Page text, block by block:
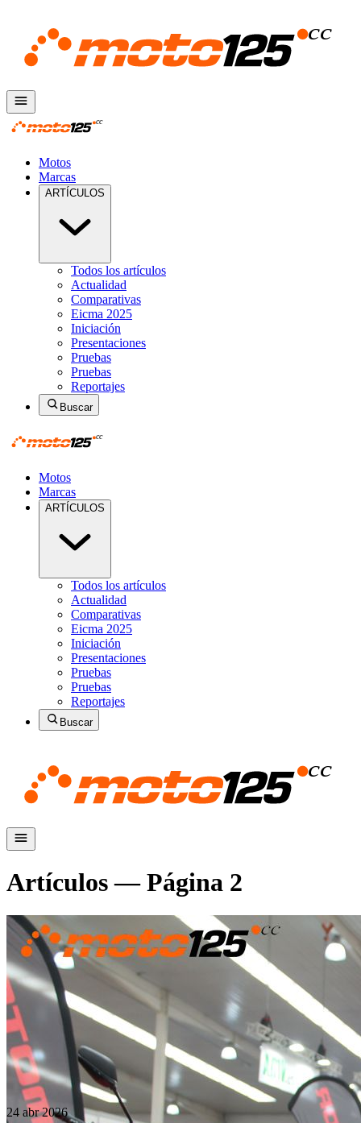
Motos
Marcas
ARTÍCULOS
Todos los artículos
Actualidad
Comparativas
Eicma 2025
Iniciación
Presentaciones
Pruebas
Pruebas
Reportajes
Buscar
Motos
Marcas
ARTÍCULOS
Todos los artículos
Actualidad
Comparativas
Eicma 2025
Iniciación
Presentaciones
Pruebas
Pruebas
Reportajes
Buscar
Artículos — Página 2
24 abr 2026